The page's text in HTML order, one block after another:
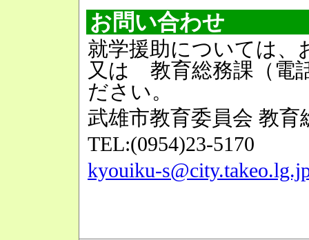
お問い合わせ
就学援助については
又は 教育総務課（電
ださい。
武雄市教育委員会 教育
TEL:(0954)23-5170
kyouiku-